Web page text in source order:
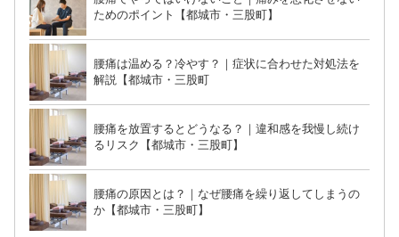
ためのポイント【都城市・三股町】
腰痛は温める？冷やす？｜症状に合わせた対処法を
解説【都城市・三股町
腰痛を放置するとどうなる？｜違和感を我慢し続け
るリスク【都城市・三股町】
腰痛の原因とは？｜なぜ腰痛を繰り返してしまうの
か【都城市・三股町】